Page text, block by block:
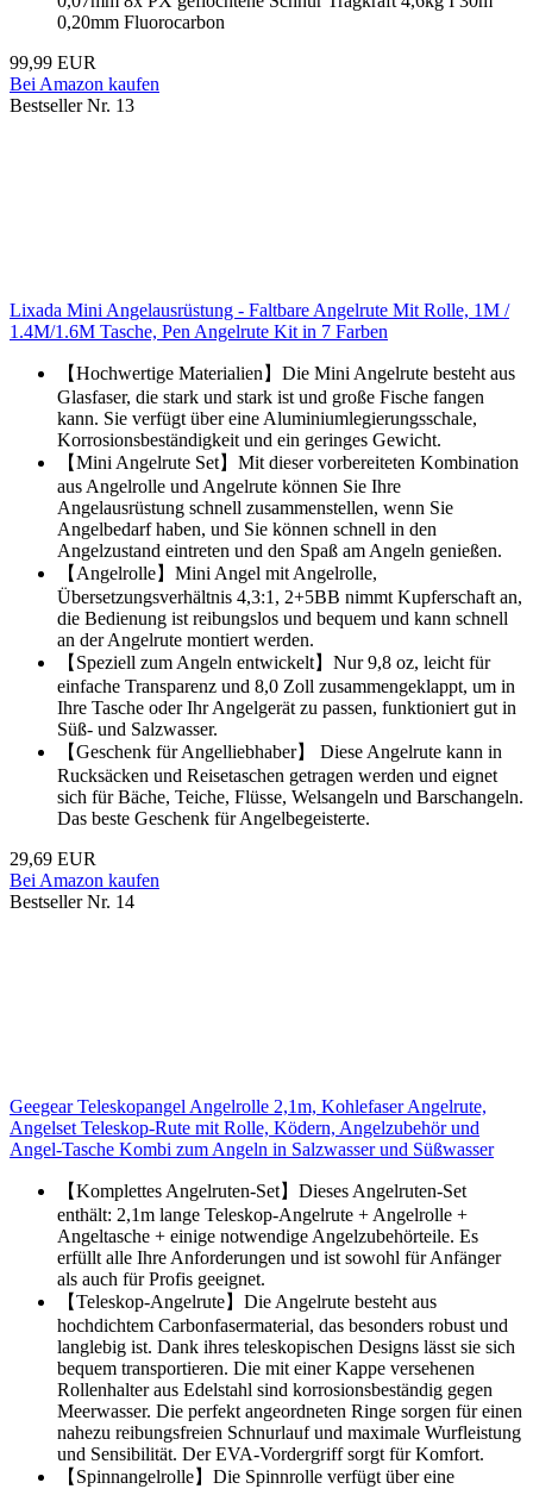
0,20mm Fluorocarbon
99,99 EUR
Bei Amazon kaufen
Bestseller Nr. 13
Lixada Mini Angelausrüstung - Faltbare Angelrute Mit Rolle, 1M /
1.4M/1.6M Tasche, Pen Angelrute Kit in 7 Farben
【Hochwertige Materialien】Die Mini Angelrute besteht aus
Glasfaser, die stark und stark ist und große Fische fangen
kann. Sie verfügt über eine Aluminiumlegierungsschale,
Korrosionsbeständigkeit und ein geringes Gewicht.
【Mini Angelrute Set】Mit dieser vorbereiteten Kombination
aus Angelrolle und Angelrute können Sie Ihre
Angelausrüstung schnell zusammenstellen, wenn Sie
Angelbedarf haben, und Sie können schnell in den
Angelzustand eintreten und den Spaß am Angeln genießen.
【Angelrolle】Mini Angel mit Angelrolle,
Übersetzungsverhältnis 4,3:1, 2+5BB nimmt Kupferschaft an,
die Bedienung ist reibungslos und bequem und kann schnell
an der Angelrute montiert werden.
【Speziell zum Angeln entwickelt】Nur 9,8 oz, leicht für
einfache Transparenz und 8,0 Zoll zusammengeklappt, um in
Ihre Tasche oder Ihr Angelgerät zu passen, funktioniert gut in
Süß- und Salzwasser.
【Geschenk für Angelliebhaber】 Diese Angelrute kann in
Rucksäcken und Reisetaschen getragen werden und eignet
sich für Bäche, Teiche, Flüsse, Welsangeln und Barschangeln.
Das beste Geschenk für Angelbegeisterte.
29,69 EUR
Bei Amazon kaufen
Bestseller Nr. 14
Geegear Teleskopangel Angelrolle 2,1m, Kohlefaser Angelrute,
Angelset Teleskop-Rute mit Rolle, Ködern, Angelzubehör und
Angel-Tasche Kombi zum Angeln in Salzwasser und Süßwasser
【Komplettes Angelruten-Set】Dieses Angelruten-Set
enthält: 2,1m lange Teleskop-Angelrute + Angelrolle +
Angeltasche + einige notwendige Angelzubehörteile. Es
erfüllt alle Ihre Anforderungen und ist sowohl für Anfänger
als auch für Profis geeignet.
【Teleskop-Angelrute】Die Angelrute besteht aus
hochdichtem Carbonfasermaterial, das besonders robust und
langlebig ist. Dank ihres teleskopischen Designs lässt sie sich
bequem transportieren. Die mit einer Kappe versehenen
Rollenhalter aus Edelstahl sind korrosionsbeständig gegen
Meerwasser. Die perfekt angeordneten Ringe sorgen für einen
nahezu reibungsfreien Schnurlauf und maximale Wurfleistung
und Sensibilität. Der EVA-Vordergriff sorgt für Komfort.
【Spinnangelrolle】Die Spinnrolle verfügt über eine